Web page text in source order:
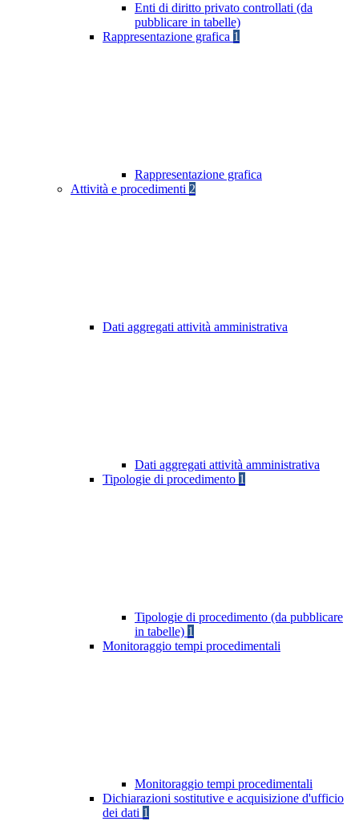
Enti di diritto privato controllati (da
pubblicare in tabelle)
Rappresentazione grafica 1
Rappresentazione grafica
Attività e procedimenti 2
Dati aggregati attività amministrativa
Dati aggregati attività amministrativa
Tipologie di procedimento 1
Tipologie di procedimento (da pubblicare
in tabelle) 1
Monitoraggio tempi procedimentali
Monitoraggio tempi procedimentali
Dichiarazioni sostitutive e acquisizione d'ufficio
dei dati 1